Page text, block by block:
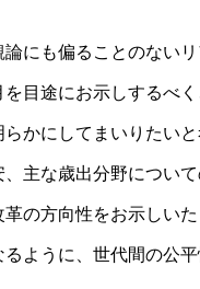
も偏ることのない
途にお示しするべ
かにしてまいりたいと
な歳出分野につい
の方向性をお示しいた
うに、世代間の公